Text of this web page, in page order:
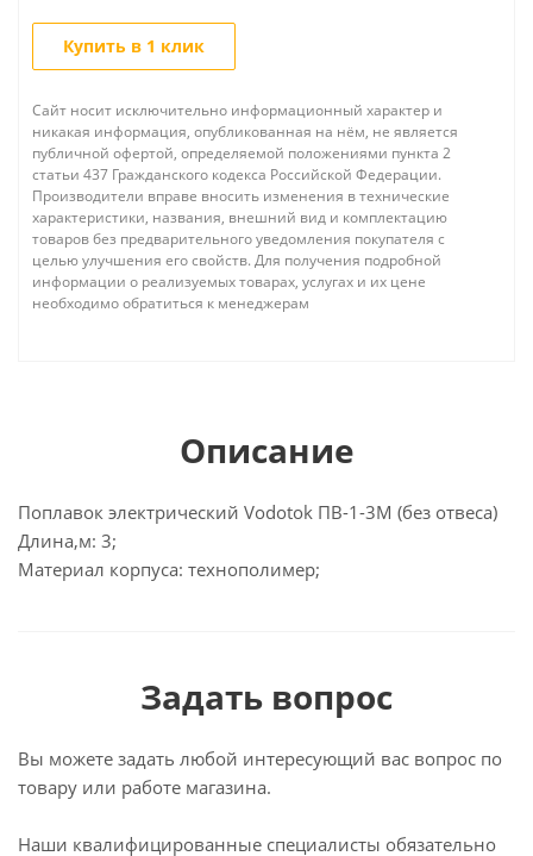
Купить в 1 клик
Сайт носит исключительно информационный характер и
никакая информация, опубликованная на нём, не является
публичной офертой, определяемой положениями пункта 2
статьи 437 Гражданского кодекса Российской Федерации.
Производители вправе вносить изменения в технические
характеристики, названия, внешний вид и комплектацию
товаров без предварительного уведомления покупателя с
целью улучшения его свойств. Для получения подробной
информации о реализуемых товарах, услугах и их цене
необходимо обратиться к менеджерам
Описание
Поплавок электрический Vodotok ПВ-1-3М (без отвеса)
Длина,м: 3;
Материал корпуса: технополимер;
Задать вопрос
Вы можете задать любой интересующий вас вопрос по
товару или работе магазина.
Наши квалифицированные специалисты обязательно